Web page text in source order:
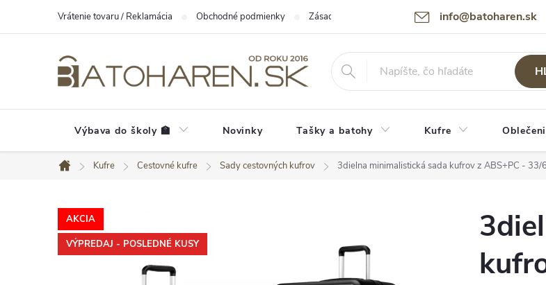
info@batoharen.sk
Vrátenie tovaru / Reklamácia Obchodné podmienky Zásady spracovania osobných údajov (GDPR)
Výbava do školy 🏫 Novinky Tašky a batohy Kufre
Domov
Kufre Cestovné kufre Sady cestovných kufrov 3dielna minimalistická sada kufrov z ABS+PC - 33/
AKCIA
VÝPREDAJ - POSLEDNÉ KUSY